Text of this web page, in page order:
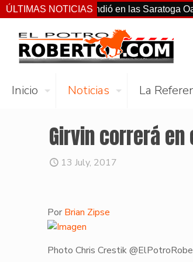
ÚLTIMAS NOTICIAS
Jr. sorprendió en las Saratoga Oaks G2
Inicio Noticias La
Girvin correrá en
13 July, 2017
PorBrian Zipse
Photo Chris Crestik